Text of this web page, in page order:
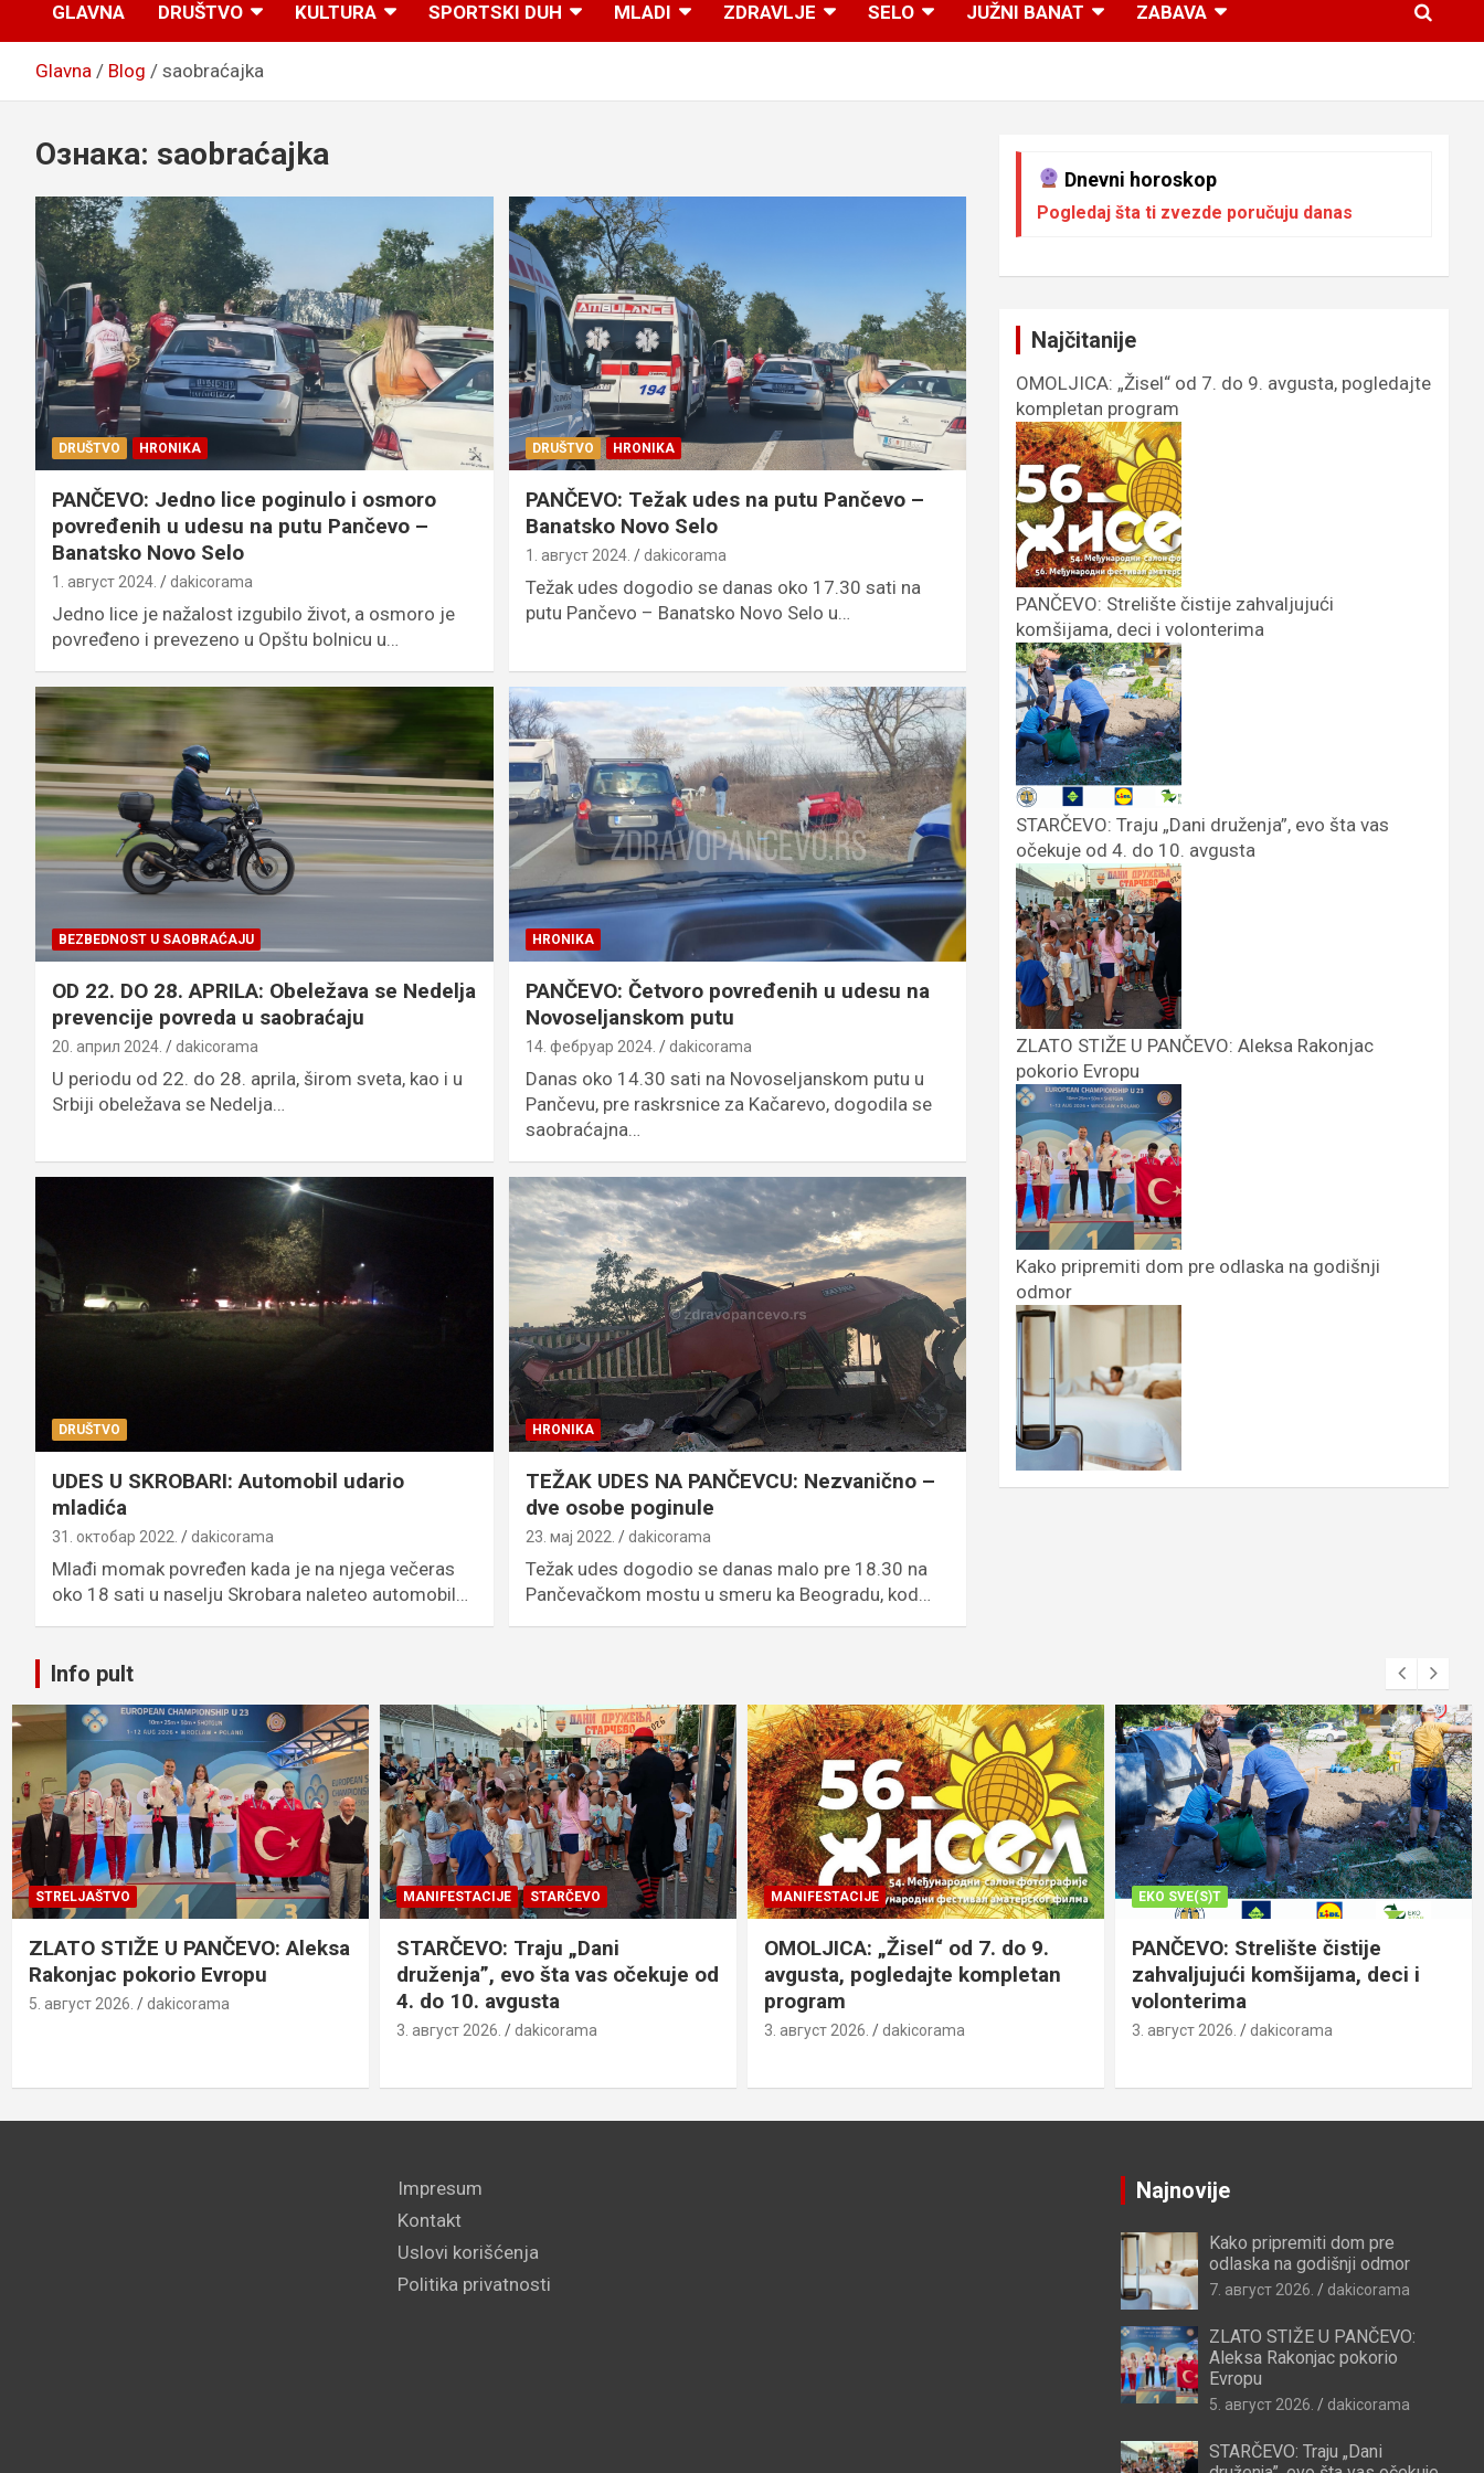
GLAVNA DRUŠTVO KULTURA SPORTSKI DUH MLADI ZDRAVLJE SELO JUŽNI BANAT ZABAVA
Glavna Blog saobraćajka
Ознака: saobraćajka
DRUŠTVO HRONIKA
PANČEVO: Jedno lice poginulo i osmoro
povređenih u udesu na putu Pančevo –
Banatsko Novo Selo
1. август 2024. dakicorama
Jedno lice je nažalost izgubilo život, a osmoro je
povređeno i prevezeno u Opštu bolnicu u…
DRUŠTVO HRONIKA
PANČEVO: Težak udes na putu Pančevo –
Banatsko Novo Selo
1. август 2024. dakicorama
Težak udes dogodio se danas oko 17.30 sati na
putu Pančevo – Banatsko Novo Selo u…
BEZBEDNOST U SAOBRAĆAJU
OD 22. DO 28. APRILA: Obeležava se Nedelja
prevencije povreda u saobraćaju
20. април 2024. dakicorama
U periodu od 22. do 28. aprila, širom sveta, kao i u
Srbiji obeležava se Nedelja…
HRONIKA
PANČEVO: Četvoro povređenih u udesu na
Novoseljanskom putu
14. фебруар 2024. dakicorama
Danas oko 14.30 sati na Novoseljanskom putu u
Pančevu, pre raskrsnice za Kačarevo, dogodila se
saobraćajna…
DRUŠTVO
UDES U SKROBARI: Automobil udario
mladića
31. октобар 2022. dakicorama
Mlađi momak povređen kada je na njega večeras
oko 18 sati u naselju Skrobara naleteo automobil…
HRONIKA
TEŽAK UDES NA PANČEVCU: Nezvanično –
dve osobe poginule
23. мај 2022. dakicorama
Težak udes dogodio se danas malo pre 18.30 na
Pančevačkom mostu u smeru ka Beogradu, kod…
Dnevni horoskop
Pogledaj šta ti zvezde poručuju danas
Najčitanije
OMOLJICA: „Žisel“ od 7. do 9. avgusta, pogledajte
kompletan program
PANČEVO: Strelište čistije zahvaljujući
komšijama, deci i volonterima
STARČEVO: Traju „Dani druženja”, evo šta vas
očekuje od 4. do 10. avgusta
ZLATO STIŽE U PANČEVO: Aleksa Rakonjac
pokorio Evropu
Kako pripremiti dom pre odlaska na godišnji
odmor
Info pult
STRELJAŠTVO
ZLATO STIŽE U PANČEVO: Aleksa
Rakonjac pokorio Evropu
5. август 2026. dakicorama
MANIFESTACIJE STARČEVO
STARČEVO: Traju „Dani
druženja”, evo šta vas očekuje od
4. do 10. avgusta
3. август 2026. dakicorama
MANIFESTACIJE
OMOLJICA: „Žisel“ od 7. do 9.
avgusta, pogledajte kompletan
program
3. август 2026. dakicorama
EKO SVE(S)T
PANČEVO: Strelište čistije
zahvaljujući komšijama, deci i
volonterima
3. август 2026. dakicorama
Impresum
Kontakt
Uslovi korišćenja
Politika privatnosti
Najnovije
Kako pripremiti dom pre
odlaska na godišnji odmor
7. август 2026. dakicorama
ZLATO STIŽE U PANČEVO:
Aleksa Rakonjac pokorio
Evropu
5. август 2026. dakicorama
STARČEVO: Traju „Dani